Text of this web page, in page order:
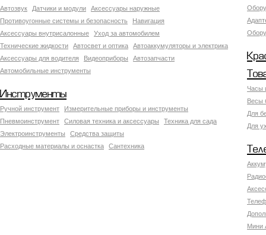
Автозвук Датчики и модули
Аксессуары наружные
Противоугонные системы и безопасность
Навигация
Аксесcуары внутрисалонные
Уход за автомобилем
Технические жидкости
Автосвет и оптика
Автоаккумуляторы и электрика
Аксессуары для водителя
Видеоприборы
Автозапчасти
Автомобильные инструменты
Часы
Весы
Для
Для
Инструменты
Ручной инструмент
Измерительные приборы и инструменты
Пневмоинструмент
Силовая техника и аксессуары
Техника для сада
Электроинструменты
Средства защиты
Расходные материалы и оснастка
Сантехника
Мини